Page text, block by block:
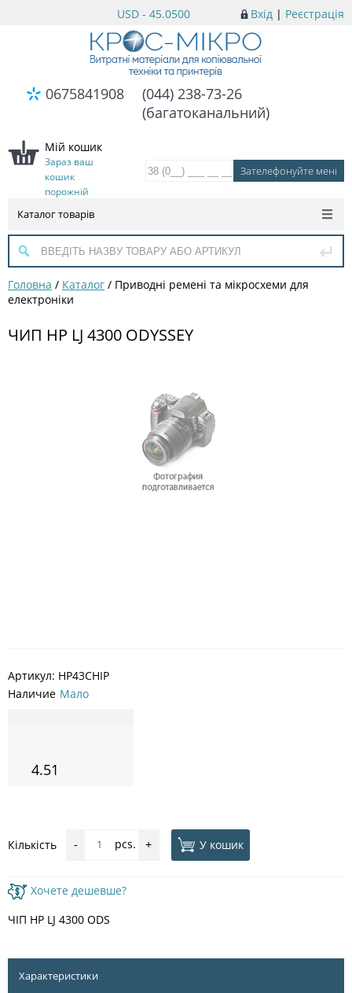
Вхід | Реєстрація
USD - 45.0500
0675841908
(044) 238-73-26
(багатоканальний)
Мій кошик
Зараз ваш
кошик
порожній
Каталог товарів
Головна / Каталог / Приводні ремені та мікросхеми для
електроніки
ЧИП HP LJ 4300 ODYSSEY
Артикул: HP43CHIP
Наличие Мало
4.51
Кількість - pcs. + У кошик
Хочете дешевше?
ЧІП HP LJ 4300 ODS
Характеристики